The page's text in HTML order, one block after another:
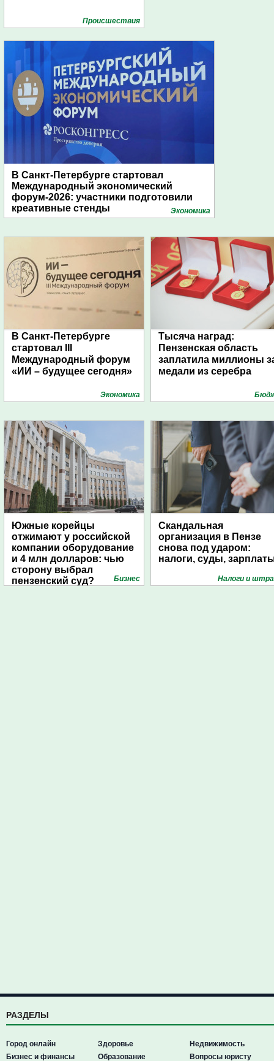
Проиcшествия
В Санкт-Петербурге стартовал
Международный экономический
форум-2026: участники подготовили
креативные стенды
Экономика
В Санкт-Петербурге
стартовал III
Международный форум
«ИИ – будущее сегодня»
Экономика
Тысяча наград:
Пензенская область
заплатила миллионы
медали из серебра
Южные корейцы
отжимают у российской
компании оборудование
и 4 млн долларов: чью
сторону выбрал
пензенский суд?
Бизнес
Скандальная
организация в Пензе
снова под ударом:
налоги, суды,
Налоги и
РАЗДЕЛЫ
Город онлайн
Бизнес и финансы
Здоровье
Образование
Недвижимость
Вопросы юристу